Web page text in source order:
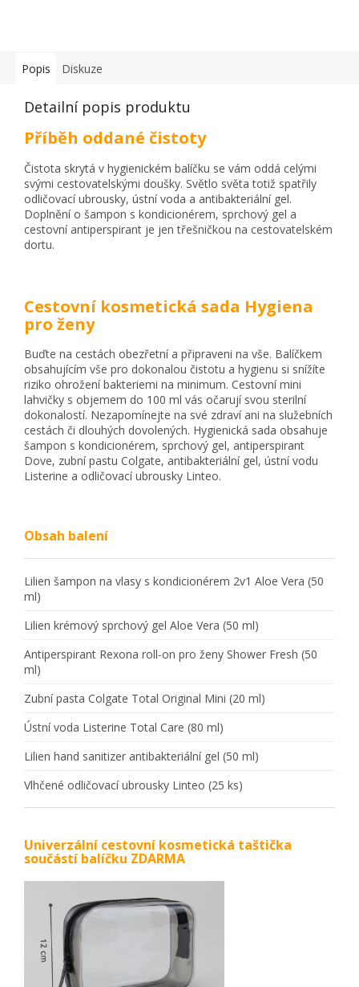
Popis Diskuze
Detailní popis produktu
Příběh oddané čistoty
Čistota skrytá v hygienickém balíčku se vám oddá celými
svými cestovatelskými doušky. Světlo světa totiž spatřily
odličovací ubrousky, ústní voda a antibakteriální gel.
Doplnění o šampon s kondicionérem, sprchový gel a
cestovní antiperspirant je jen třešničkou na cestovatelském
dortu.
Cestovní kosmetická sada Hygiena
pro ženy
Buďte na cestách obezřetní a připraveni na vše. Balíčkem
obsahujícím vše pro dokonalou čistotu a hygienu si snížíte
riziko ohrožení bakteriemi na minimum. Cestovní mini
lahvičky s objemem do 100 ml vás očarují svou sterilní
dokonalostí. Nezapomínejte na své zdraví ani na služebních
cestách či dlouhých dovolených. Hygienická sada obsahuje
šampon s kondicionérem, sprchový gel, antiperspirant
Dove, zubní pastu Colgate, antibakteriální gel, ústní vodu
Listerine a odličovací ubrousky Linteo.
Obsah balení
Lilien šampon na vlasy s kondicionérem 2v1 Aloe Vera (50
ml)
Lilien krémový sprchový gel Aloe Vera (50 ml)
Antiperspirant Rexona roll-on pro ženy Shower Fresh (50
ml)
Zubní pasta Colgate Total Original Mini (20 ml)
Ústní voda Listerine Total Care (80 ml)
Lilien hand sanitizer antibakteriální gel (50 ml)
Vlhčené odličovací ubrousky Linteo (25 ks)
Univerzální cestovní kosmetická taštička
součástí balíčku ZDARMA